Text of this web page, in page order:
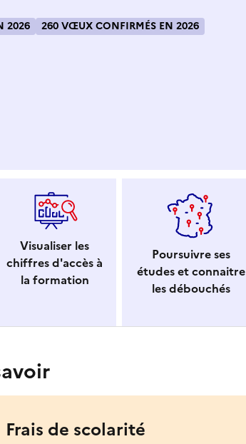
2026 260 VŒUX CONFIRMÉS EN 2026
Visualiser les
chiffres d'accès à
la formation
Poursuivre ses
études et connaitre
les débouchés
Frais de scolarité